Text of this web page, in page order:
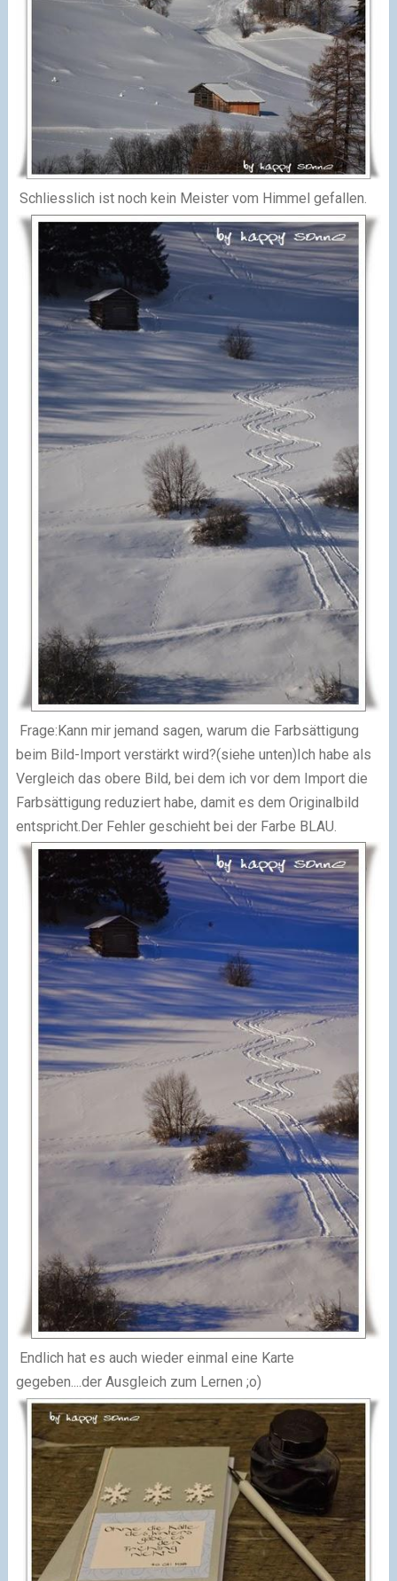
Schliesslich ist noch kein Meister vom Himmel gefallen.
Frage:Kann mir jemand sagen, warum die Farbsättigung
beim Bild-Import verstärkt wird?(siehe unten)Ich habe als
Vergleich das obere Bild, bei dem ich vor dem Import die
Farbsättigung reduziert habe, damit es dem Originalbild
entspricht.Der Fehler geschieht bei der Farbe BLAU.
Endlich hat es auch wieder einmal eine Karte
gegeben....der Ausgleich zum Lernen ;o)